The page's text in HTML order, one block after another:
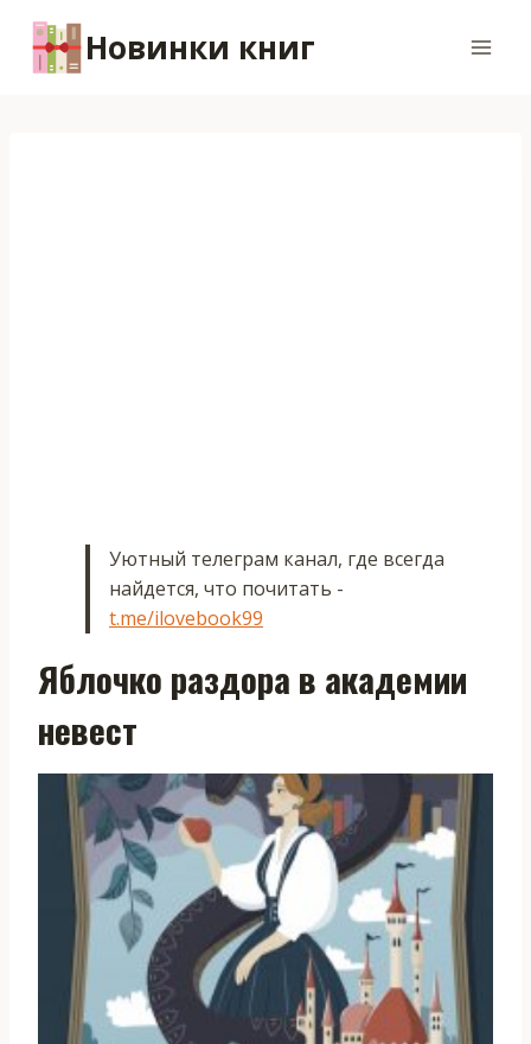
содержимому
Новинки книг
Уютный телеграм канал, где всегда
найдется, что почитать -
t.me/ilovebook99
Яблочко раздора в академии
невест